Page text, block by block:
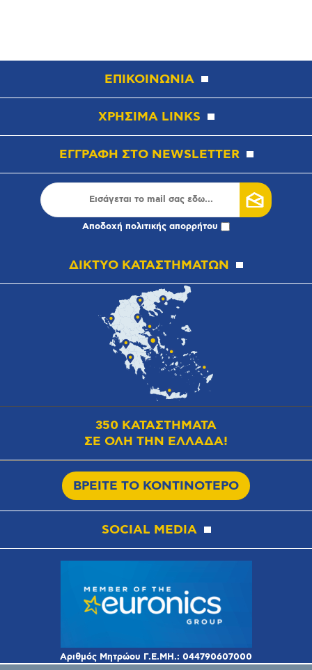
ΕΠΙΚΟΙΝΩΝΙΑ
ΧΡΗΣΙΜΑ LINKS
ΕΓΓΡΑΦΗ ΣΤΟ NEWSLETTER
Αποδοχή πολιτικής απορρήτου
ΔΙΚΤΥΟ ΚΑΤΑΣΤΗΜΑΤΩΝ
350 ΚΑΤΑΣΤΗΜΑΤΑ
ΣΕ ΟΛΗ ΤΗΝ ΕΛΛΑΔΑ!
ΒΡΕΙΤΕ ΤΟ ΚΟΝΤΙΝΟΤΕΡΟ
SOCIAL MEDIA